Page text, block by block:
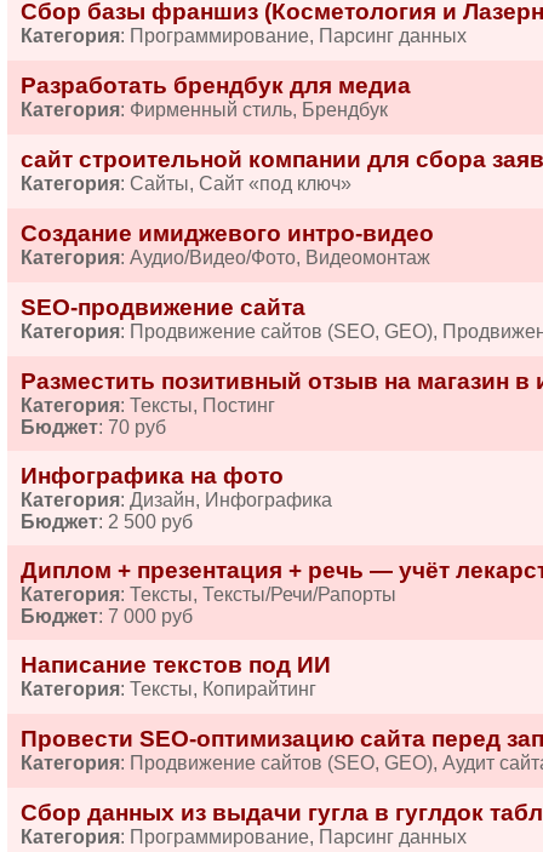
Сбор базы франшиз (Косметология и
Категория: Программирование, Парсинг данных
Разработать брендбук для медиа
Категория: Фирменный стиль, Брендбук
сайт строительной компании для сбора
Категория: Сайты, Сайт «под ключ»
Создание имиджевого интро-видео
Категория: Аудио/Видео/Фото, Видеомонтаж
SEO-продвижение сайта
Категория: Продвижение сайтов (SEO, GEO),
Разместить позитивный отзыв на магазин в
Категория: Тексты, Постинг
Бюджет: 70 руб
Инфографика на фото
Категория: Дизайн, Инфографика
Бюджет: 2 500 руб
Диплом + презентация + речь — учёт
Категория: Тексты, Тексты/Речи/Рапорты
Бюджет: 7 000 руб
Написание текстов под ИИ
Категория: Тексты, Копирайтинг
Провести SEO-оптимизацию сайта перед
Категория: Продвижение сайтов (SEO, GEO), Аудит
Сбор данных из выдачи гугла в гуглдок
Категория: Программирование, Парсинг данных